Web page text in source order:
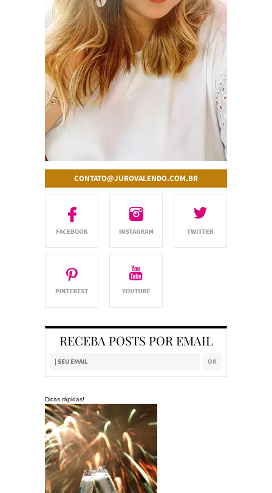
CONTATO@JUROVALENDO.COM.BR
RECEBA POSTS POR EMAIL
Dicas rápidas!